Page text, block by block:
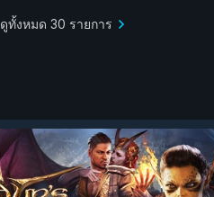
ดูทั้งหมด 30 รายการ